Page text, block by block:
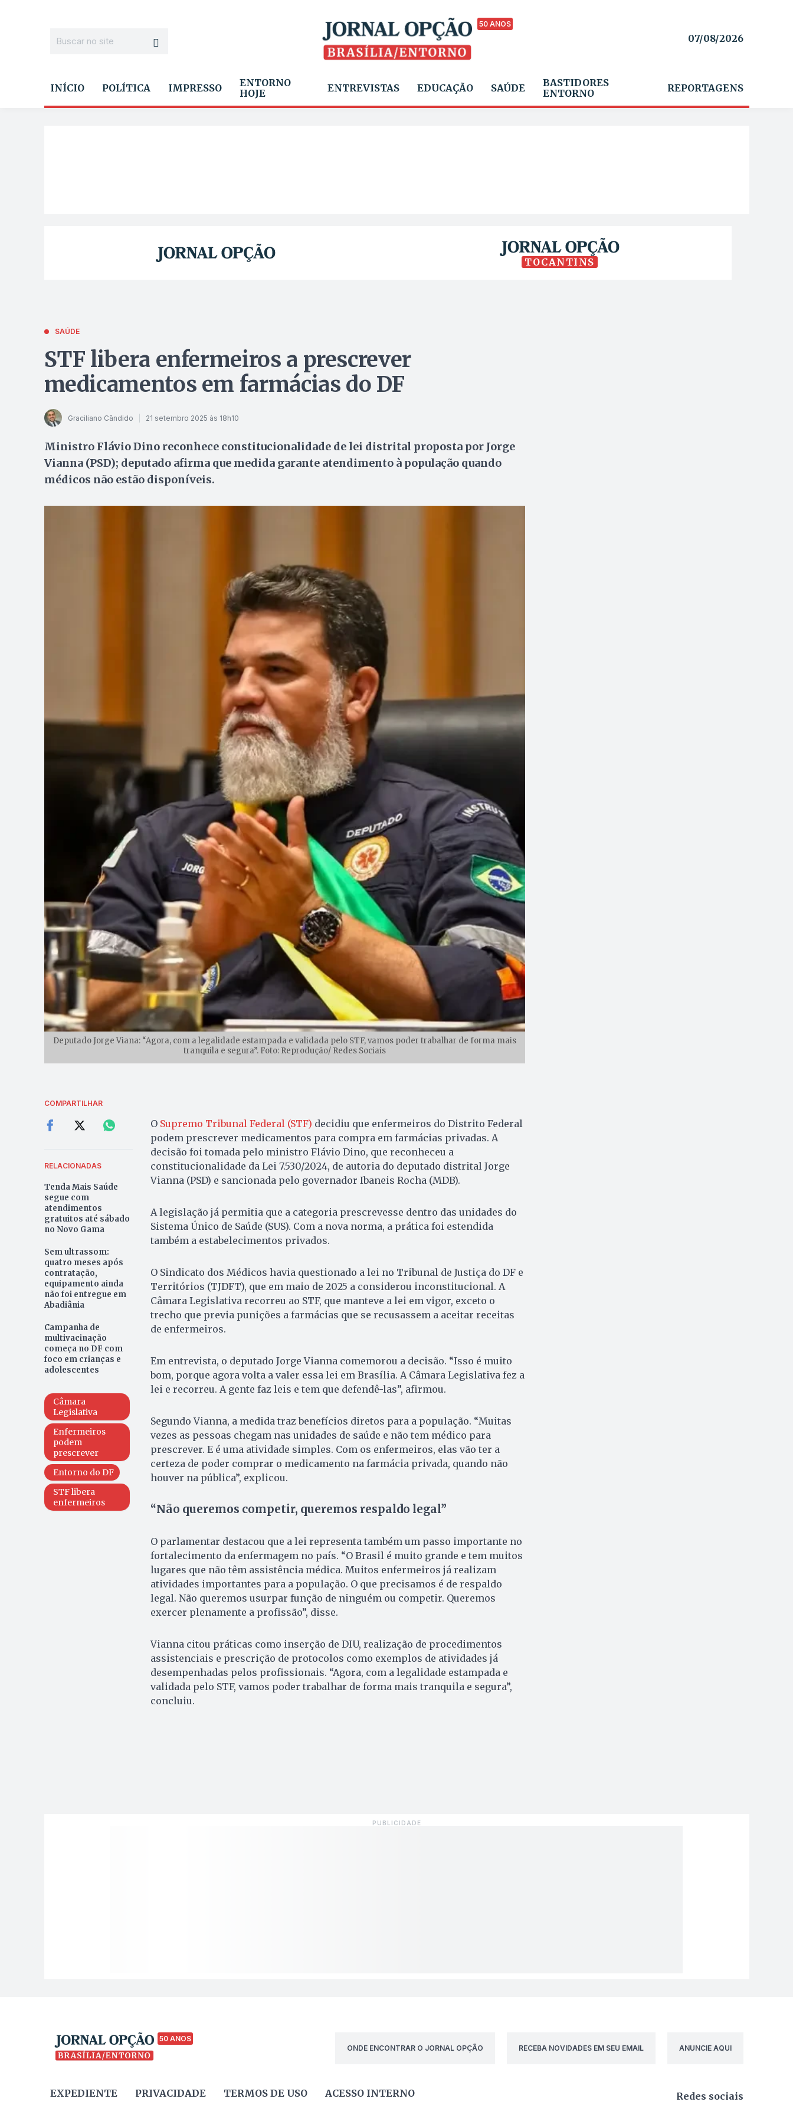
50 ANOS
07/08/2026
INÍCIO POLÍTICA IMPRESSO
ENTORNO
HOJE
ENTREVISTAS EDUCAÇÃO SAÚDE
BASTIDORES
ENTORNO
REPORTAGENS
TOCANTINS
SAÚDE
STF libera enfermeiros a prescrever
medicamentos em farmácias do DF
Graciliano Cândido 21 setembro 2025 às 18h10
Ministro Flávio Dino reconhece constitucionalidade de lei distrital proposta por Jorge
Vianna (PSD); deputado afirma que medida garante atendimento à população quando
médicos não estão disponíveis.
Deputado Jorge Viana: “Agora, com a legalidade estampada e validada pelo STF, vamos poder trabalhar de forma mais
tranquila e segura”. Foto: Reprodução/ Redes Sociais
COMPARTILHAR
RELACIONADAS
Tenda Mais Saúde
segue com
atendimentos
gratuitos até sábado
no Novo Gama
Sem ultrassom:
quatro meses após
contratação,
equipamento ainda
não foi entregue em
Abadiânia
Campanha de
multivacinação
começa no DF com
foco em crianças e
adolescentes
Câmara
Legislativa
Enfermeiros
podem
prescrever
Entorno do DF
STF libera
enfermeiros
O Supremo Tribunal Federal (STF) decidiu que enfermeiros do Distrito Federal
podem prescrever medicamentos para compra em farmácias privadas. A
decisão foi tomada pelo ministro Flávio Dino, que reconheceu a
constitucionalidade da Lei 7.530/2024, de autoria do deputado distrital Jorge
Vianna (PSD) e sancionada pelo governador Ibaneis Rocha (MDB).
A legislação já permitia que a categoria prescrevesse dentro das unidades do
Sistema Único de Saúde (SUS). Com a nova norma, a prática foi estendida
também a estabelecimentos privados.
O Sindicato dos Médicos havia questionado a lei no Tribunal de Justiça do DF e
Territórios (TJDFT), que em maio de 2025 a considerou inconstitucional. A
Câmara Legislativa recorreu ao STF, que manteve a lei em vigor, exceto o
trecho que previa punições a farmácias que se recusassem a aceitar receitas
de enfermeiros.
Em entrevista, o deputado Jorge Vianna comemorou a decisão. “Isso é muito
bom, porque agora volta a valer essa lei em Brasília. A Câmara Legislativa fez a
lei e recorreu. A gente faz leis e tem que defendê-las”, afirmou.
Segundo Vianna, a medida traz benefícios diretos para a população. “Muitas
vezes as pessoas chegam nas unidades de saúde e não tem médico para
prescrever. E é uma atividade simples. Com os enfermeiros, elas vão ter a
certeza de poder comprar o medicamento na farmácia privada, quando não
houver na pública”, explicou.
“Não queremos competir, queremos respaldo legal”
O parlamentar destacou que a lei representa também um passo importante no
fortalecimento da enfermagem no país. “O Brasil é muito grande e tem muitos
lugares que não têm assistência médica. Muitos enfermeiros já realizam
atividades importantes para a população. O que precisamos é de respaldo
legal. Não queremos usurpar função de ninguém ou competir. Queremos
exercer plenamente a profissão”, disse.
Vianna citou práticas como inserção de DIU, realização de procedimentos
assistenciais e prescrição de protocolos como exemplos de atividades já
desempenhadas pelos profissionais. “Agora, com a legalidade estampada e
validada pelo STF, vamos poder trabalhar de forma mais tranquila e segura”,
concluiu.
50 ANOS
ONDE ENCONTRAR O JORNAL OPÇÃO
RECEBA NOVIDADES EM SEU EMAIL ANUNCIE AQUI
EXPEDIENTE PRIVACIDADE TERMOS DE USO ACESSO INTERNO Redes sociais